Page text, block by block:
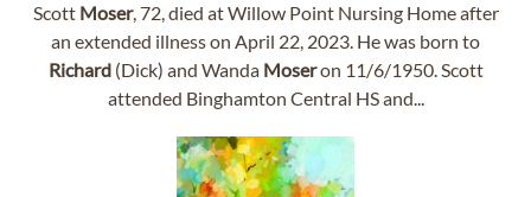
Scott Moser, 72, died at Willow Point Nursing Home after
an extended illness on April 22, 2023. He was born to
Richard(Dick) and Wanda Moseron 11/6/1950. Scott
attended Binghamton Central HS and...